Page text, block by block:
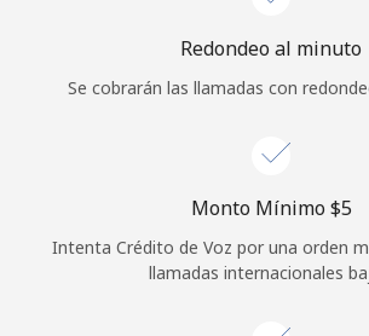
Redondeo al minuto
Se cobrarán las llamadas con
Monto Mínimo ⁦$5⁩
Intenta Crédito de Voz por una orden
llamadas internacionales